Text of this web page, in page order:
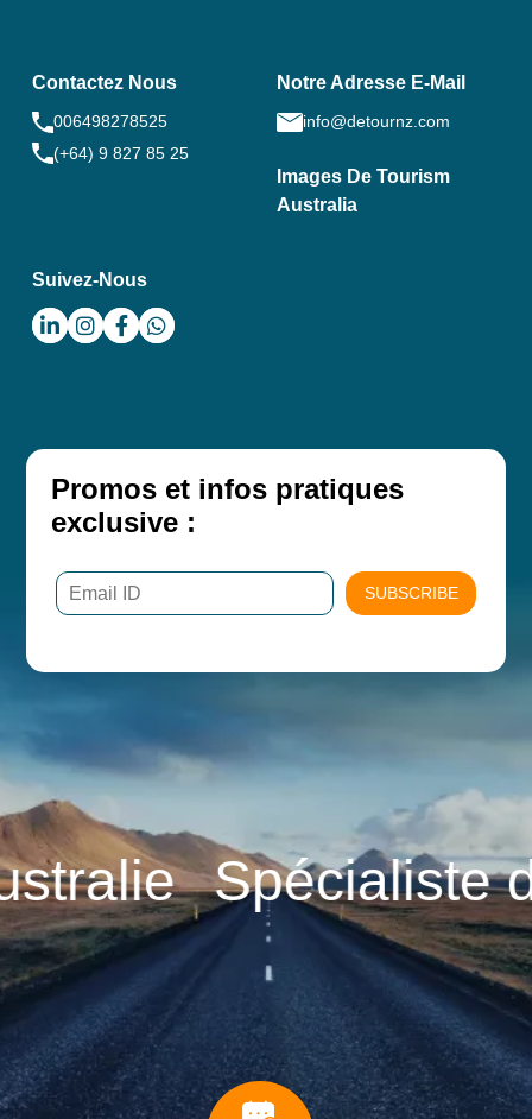
Contactez Nous
006498278525
(+64) 9 827 85 25
Notre Adresse E-Mail
info@detournz.com
Images De Tourism
Australia
Suivez-Nous
Promos et infos pratiques
exclusive :
SUBSCRIBE
Spécialiste du